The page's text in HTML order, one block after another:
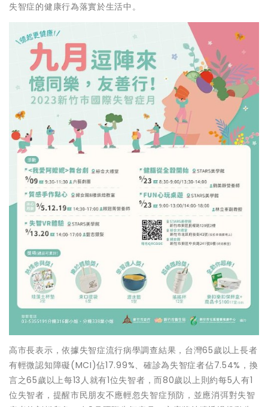
失智症的健康行為落實於生活中。
高市長表示，依據失智症流行病學調查結果，台灣65歲以上長者
有輕微認知障礙(MCI)佔17.99%、確診為失智症者佔7.54%，換
言之65歲以上每13人就有1位失智者，而80歲以上則約每5人有1
位失智者，提醒市民朋友不應輕忽失智症預防，並應消弭對失智